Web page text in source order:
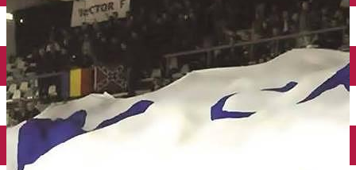
Închirieri auto
Închirieri biciclete
Taxi
Încărcare vehicule electrice